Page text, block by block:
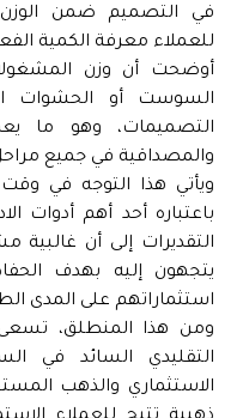
في التصميم ضمن
للعملاء معرفة الكمية
أوضحت أن وزن
السوست أو الحشوات
التصميمات، وهو ما
والمصداقية في جميع
ويأتي هذا التوجه في
باعتباره أحد أهم أدوات
التقديرات إلى أن
يتجهون إليه بهدف
استثماراتهم على المدى
ومن هذا المنطلق، تسعى
التقليدي السائد في
الاستثماري والذهب